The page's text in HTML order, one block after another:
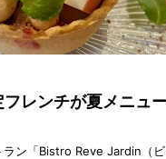
フレンチが夏メニュ
ラン「Bistro Reve Jardin（